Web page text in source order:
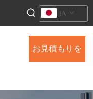
お見積もりを
JA